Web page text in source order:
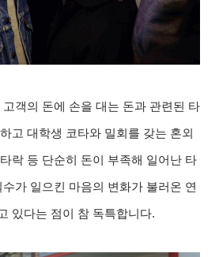
객의 돈에 손을 대는 돈과 관련된 타
고 대학생 코타와 밀회를 갖는 혼외
락 등 단순히 돈이 부족해 일어난 타
가 일으킨 마음의 변화가 불러온 연
있다는 점이 참 독특합니다.